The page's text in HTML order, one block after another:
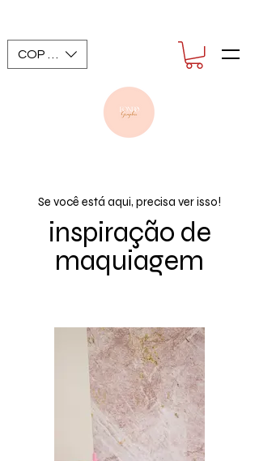
COP ($)
Se você está aqui, precisa ver isso!
inspiração de
maquiagem